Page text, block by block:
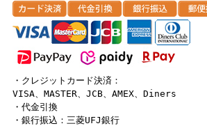
・クレジットカード決済：
VISA、MASTER、JCB、AMEX、Diners
・代金引換
・銀行振込：三菱UFJ銀行